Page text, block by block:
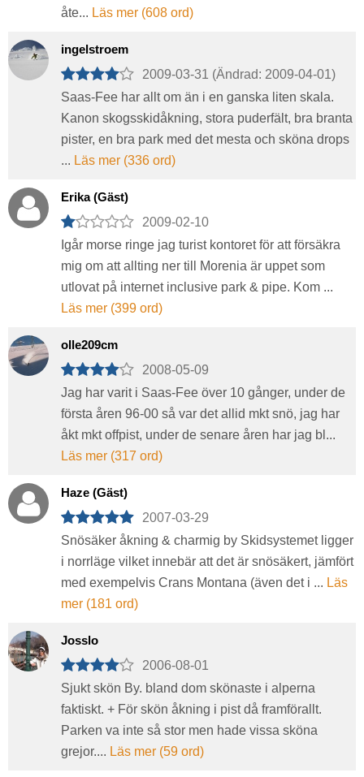
åte... Läs mer (608 ord)
ingelstroem
2009-03-31 (Ändrad: 2009-04-01)
Saas-Fee har allt om än i en ganska liten skala.
Kanon skogsskidåkning, stora puderfält, bra branta
pister, en bra park med det mesta och sköna drops
... Läs mer (336 ord)
Erika (Gäst)
2009-02-10
Igår morse ringe jag turist kontoret för att försäkra
mig om att allting ner till Morenia är uppet som
utlovat på internet inclusive park & pipe. Kom ...
Läs mer (399 ord)
olle209cm
2008-05-09
Jag har varit i Saas-Fee över 10 gånger, under de
första åren 96-00 så var det allid mkt snö, jag har
åkt mkt offpist, under de senare åren har jag bl...
Läs mer (317 ord)
Haze (Gäst)
2007-03-29
Snösäker åkning & charmig by Skidsystemet ligger
i norrläge vilket innebär att det är snösäkert, jämfört
med exempelvis Crans Montana (även det i ... Läs
mer (181 ord)
Josslo
2006-08-01
Sjukt skön By. bland dom skönaste i alperna
faktiskt. + För skön åkning i pist då framförallt.
Parken va inte så stor men hade vissa sköna
grejor.... Läs mer (59 ord)